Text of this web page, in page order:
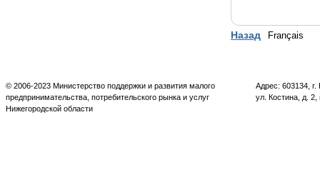
Назад Français
© 2006-2023 Министерство поддержки и развития малого
предпринимательства, потребительского рынка и услуг
Нижегородской области
Адрес: 603134,
ул. Костина, д. 2,